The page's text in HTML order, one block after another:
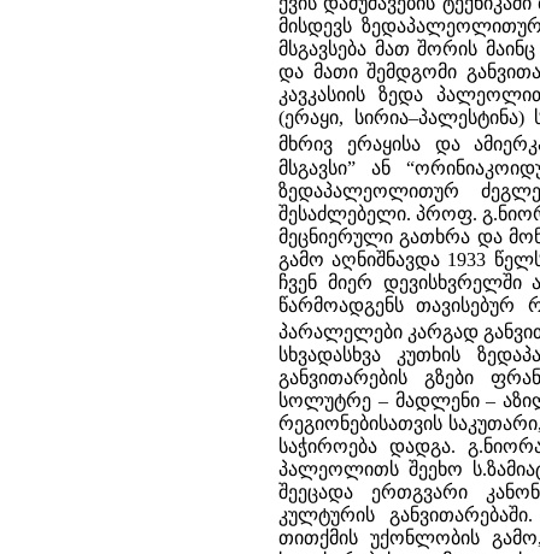
მისდევს
მსგავსება მათ შორის
და მათი შემდგომი
კავკასიის ზედა
(ერაყი,
მხრივ ერაყისა და
მსგავსი” ან
ზედაპალეოლითურ
შესაძლებელი. პროფ.
მეცნიერული გათხრა და
გამო აღნიშნავდა 1933
ჩვენ მიერ
წარმოადგენს თავისებურ
პარალელები კარგად
სხვადასხვა კუთხის
განვითარების გზები
სოლუტრე – მადლენი –
რეგიონებისათვის
საჭიროება დადგა.
პალეოლითს შეეხო
შეეცადა ერთგვარი
კულტურის
თითქმის უქონლობის